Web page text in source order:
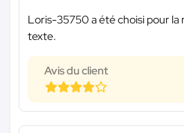
Loris-35750 a été choisi pour la
texte.
Avis du client